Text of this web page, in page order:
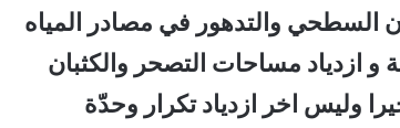
السطحي والتدهور في مصادر المياه
و ازدياد مساحات التصحر والكثبان
وليس اخر ازدياد تكرار وحدّة